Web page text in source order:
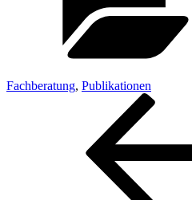
Fachberatung, Publikationen
Beitragsnavigation